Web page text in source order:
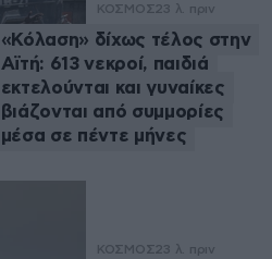
ΚΟΣΜΟΣ23 λ. πριν
«Κόλαση» δίχως τέλος στην
Αϊτή: 613 νεκροί, παιδιά
εκτελούνται και γυναίκες
βιάζονται από συμμορίες
μέσα σε πέντε μήνες
ΚΟΣΜΟΣ23 λ. πριν